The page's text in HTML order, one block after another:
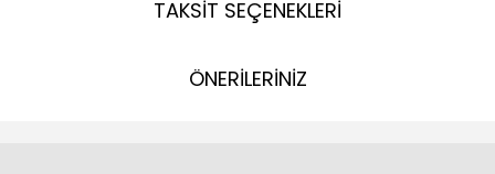
TAKSİT SEÇENEKLERİ
ÖNERİLERİNİZ